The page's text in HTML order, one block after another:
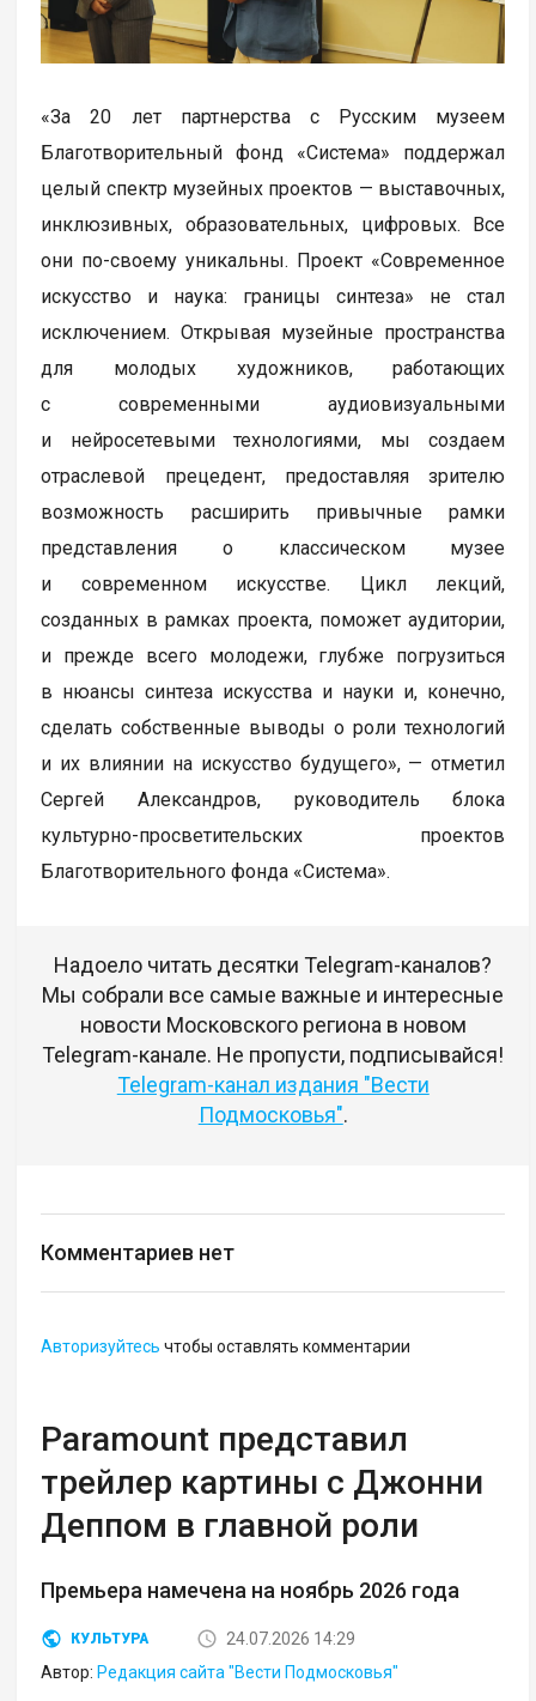
«За 20 лет партнерства с Русским музеем
Благотворительный фонд «Система» поддержал
целый спектр музейных проектов — выставочных,
инклюзивных, образовательных, цифровых. Все
они по-своему уникальны. Проект «Современное
искусство и наука: границы синтеза» не стал
исключением. Открывая музейные пространства
для молодых художников, работающих
с современными аудиовизуальными
и нейросетевыми технологиями, мы создаем
отраслевой прецедент, предоставляя зрителю
возможность расширить привычные рамки
представления о классическом музее
и современном искусстве. Цикл лекций,
созданных в рамках проекта, поможет аудитории,
и прежде всего молодежи, глубже погрузиться
в нюансы синтеза искусства и науки и, конечно,
сделать собственные выводы о роли технологий
и их влиянии на искусство будущего», — отметил
Сергей Александров, руководитель блока
культурно-просветительских проектов
Благотворительного фонда «Система».
Надоело читать десятки Telegram-каналов?
Мы собрали все самые важные и интересные
новости Московского региона в новом
Telegram-канале. Не пропусти, подписывайся!
Telegram-канал издания "Вести
Подмосковья".
Комментариев нет
Авторизуйтесь чтобы оставлять комментарии
Paramount представил
трейлер картины с Джонни
Деппом в главной роли
Премьера намечена на ноябрь 2026 года
КУЛЬТУРА
24.07.2026 14:29
Автор: Редакция сайта "Вести Подмосковья"